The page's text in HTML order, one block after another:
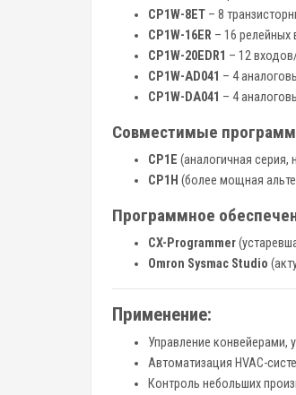
CP1W-8ET – 8
CP1W-16ER – 16 релейных
CP1W-20EDR1 – 12
CP1W-AD041 – 4
CP1W-DA041 – 4
Совместимые
CP1E (аналогичная
CP1H (более мощная
Программное
CX-Programmer
Omron Sysmac Studio
Применение:
Управление
Автоматизация HVAC-
Контроль небольших